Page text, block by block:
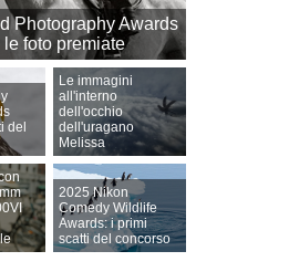
Photography Awards
le foto premiate
del
Le immagini
all'interno
dell'occhio
dell'uragano
Melissa
2025 Nikon
Comedy Wildlife
Awards: i primi
scatti del concorso